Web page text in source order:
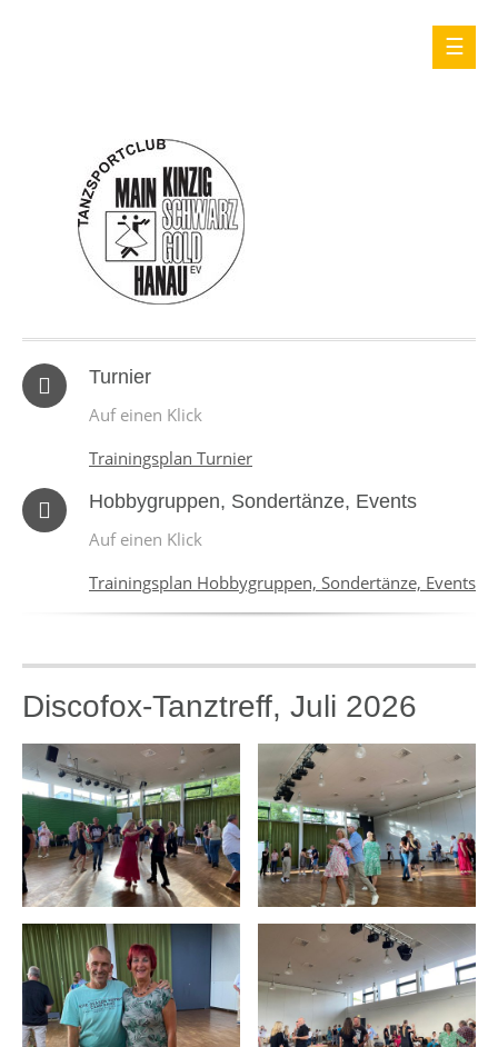
Turnier
Auf einen Klick
Trainingsplan Turnier
Hobbygruppen, Sondertänze, Events
Auf einen Klick
Trainingsplan Hobbygruppen, Sondertänze, Events
Discofox-Tanztreff, Juli 2026